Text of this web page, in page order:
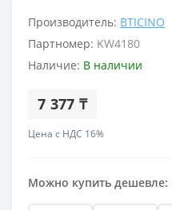
Производитель: BTICINO
Партномер: KW4180
Наличие: В наличии
7 377 ₸
Цена с НДС 16%
Можно купить дешевле: